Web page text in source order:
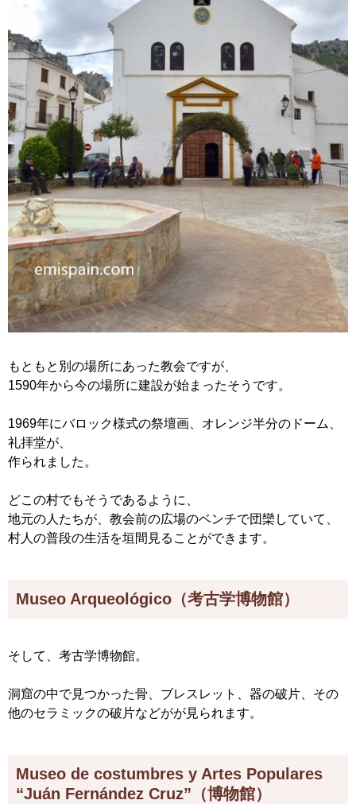
もともと別の場所にあった教会ですが、
1590年から今の場所に建設が始まったそうです。
1969年にバロック様式の祭壇画、オレンジ半分のドーム、
礼拝堂が、
作られました。
どこの村でもそうであるように、
地元の人たちが、教会前の広場のベンチで団欒していて、
村人の普段の生活を垣間見ることができます。
Museo Arqueológico（考古学博物館）
そして、考古学博物館。
洞窟の中で見つかった骨、ブレスレット、器の破片、その
他のセラミックの破片などがが見られます。
Museo de costumbres y Artes Populares
“Juán Fernández Cruz”（博物館）